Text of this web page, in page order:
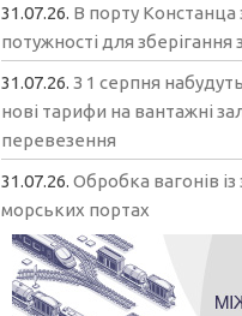
31.07.26. В порту Констанца
потужності для зберігання
31.07.26.З 1 серпня
нові тарифи на вантажні
перевезення
31.07.26.Обробка вагонів
морських портах